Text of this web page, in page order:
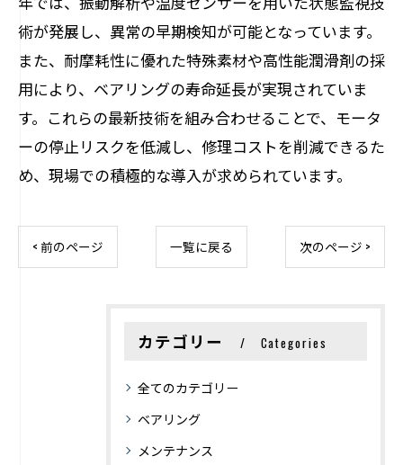
術が発展し、異常の早期検知が可能となっています。
また、耐摩耗性に優れた特殊素材や高性能潤滑剤の採
用により、ベアリングの寿命延長が実現されていま
す。これらの最新技術を組み合わせることで、モータ
ーの停止リスクを低減し、修理コストを削減できるた
め、現場での積極的な導入が求められています。
< 前のページ 一覧に戻る 次のページ >
カテゴリー Categories
全てのカテゴリー
ベアリング
メンテナンス